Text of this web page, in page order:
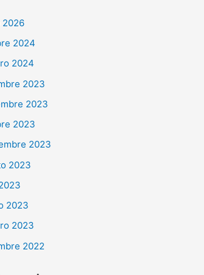
2026
2024
2024
2023
2023
2023
2023
2023
2023
2023
2022